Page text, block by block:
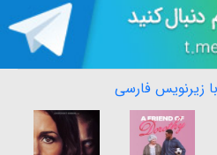
با زیرنویس فارسی